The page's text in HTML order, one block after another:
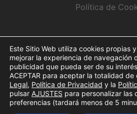
Política de
Este Sitio Web utiliza cookies propias
mejorar la experiencia de navegación
publicidad que pueda ser de su
ACEPTAR para aceptar la totalidad
Legal, Política de Privacidad y la
pulsar AJUSTES para personalizar las
preferencias (tardará menos de 5